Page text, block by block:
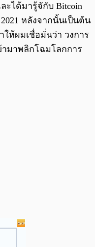
ะได้มารู้จักับ Bitcoin
หลังจากนั้นเป็นต้น
ห้ผมเชื่อมั่นว่า วงการ
มาพลิกโฉมโลกการ